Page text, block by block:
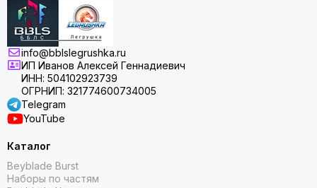
info@bblslegrushka.ru
ИП Иванов Алексей Геннадиевич
ИНН: 504102923739
ОГРНИП: 321774600734005
Telegram
YouTube
Каталог
Beyblade Burst
Наборы по частям